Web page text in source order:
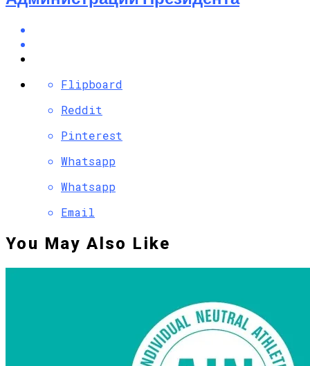
Flipboard
Reddit
Pinterest
Whatsapp
Whatsapp
Email
You May Also Like